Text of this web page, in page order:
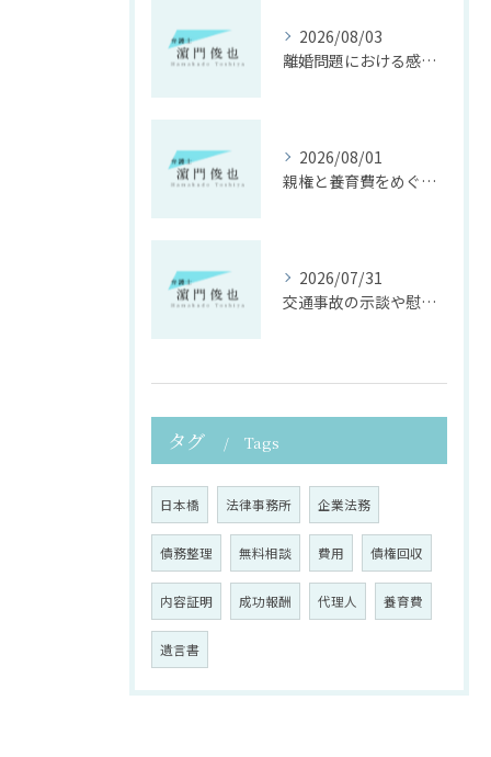
2026/08/03
離婚問題における感情面に配慮した誠実な法律サポート
2026/08/01
親権と養育費をめぐる法律支援の重要性
2026/07/31
交通事故の示談や慰謝料算定の具体的手法
タグ Tags
日本橋 法律事務所 企業法務
債務整理 無料相談 費用 債権回収
内容証明 成功報酬 代理人 養育費
遺言書